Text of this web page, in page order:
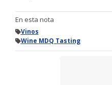
En esta nota
Vinos
Wine MDQ Tasting